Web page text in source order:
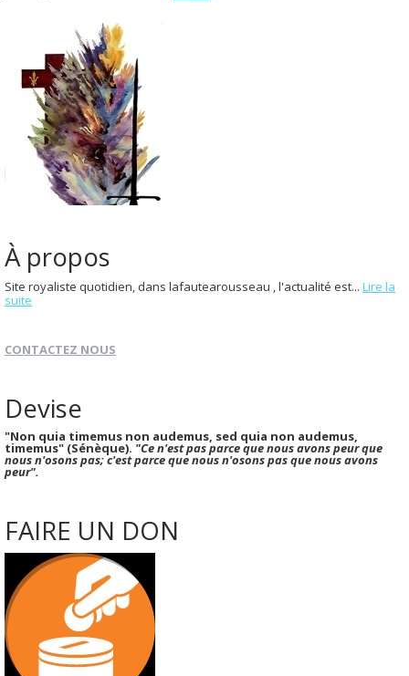
À propos
Site royaliste quotidien, dans lafautearousseau , l'actualité est... Lire la
suite
CONTACTEZ NOUS
Devise
"Non quia timemus non audemus, sed quia non audemus,
timemus" (Sénèque). "Ce n'est pas parce que nous avons peur que
nous n'osons pas; c'est parce que nous n'osons pas que nous avons
peur".
FAIRE UN DON